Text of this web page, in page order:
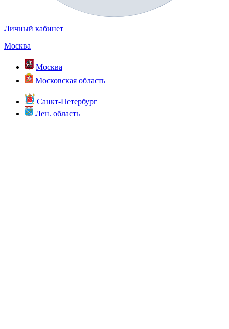
Личный кабинет
Москва
Москва
Московская область
Санкт-Петербург
Лен. область